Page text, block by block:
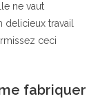
ne vaut
travail
ceci
fabriquer